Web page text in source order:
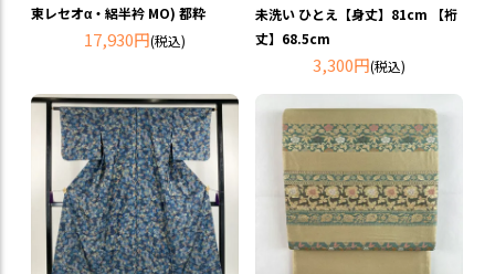
東レセオα・絽半衿 MO) 都粋
17,930円(税込)
未洗い ひとえ【身丈】81cm 【裄
丈】68.5cm
3,300円(税込)